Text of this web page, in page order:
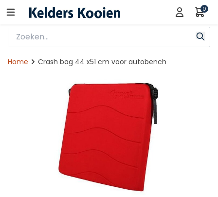
0
Home Crash bag 44 x51 cm voor autobench